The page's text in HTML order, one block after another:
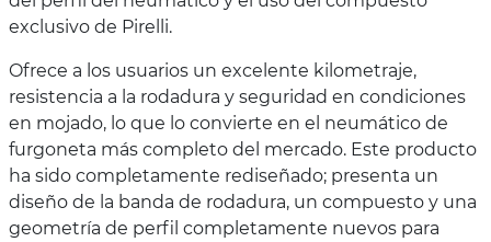
exclusivo de Pirelli.
Ofrece a los usuarios un excelente kilometraje,
resistencia a la rodadura y seguridad en condiciones
en mojado, lo que lo convierte en el neumático de
furgoneta más completo del mercado. Este producto
ha sido completamente rediseñado; presenta un
diseño de la banda de rodadura, un compuesto y una
geometría de perfil completamente nuevos para